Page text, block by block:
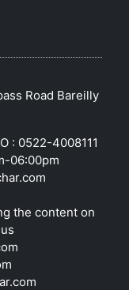
Road Bareilly
: 0522-4008111
06:00pm
the content on